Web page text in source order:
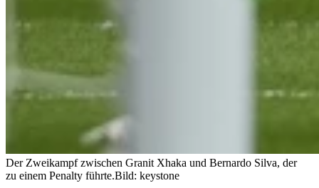
Der Zweikampf zwischen Granit Xhaka und Bernardo Silva, der
zu einem Penalty führte.Bild: keystone